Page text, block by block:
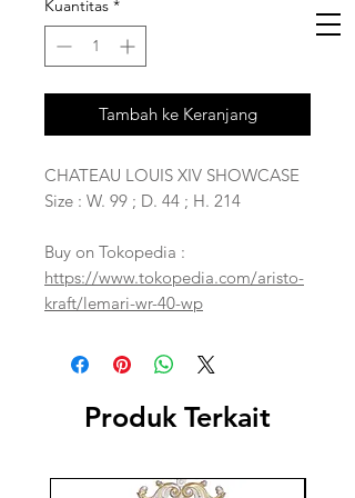
Kuantitas *
Tambah ke Keranjang
CHATEAU LOUIS XIV SHOWCASE
Size : W. 99 ; D. 44 ; H. 214
Buy on Tokopedia :
https://www.tokopedia.com/aristo-
kraft/lemari-wr-40-wp
Produk Terkait